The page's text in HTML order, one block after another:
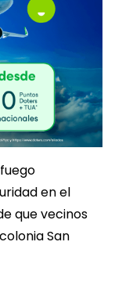
en el
que vecinos
San